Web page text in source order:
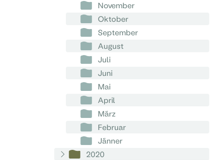
November
Oktober
September
August
Juli
Juni
Mai
April
März
Februar
Jänner
2020